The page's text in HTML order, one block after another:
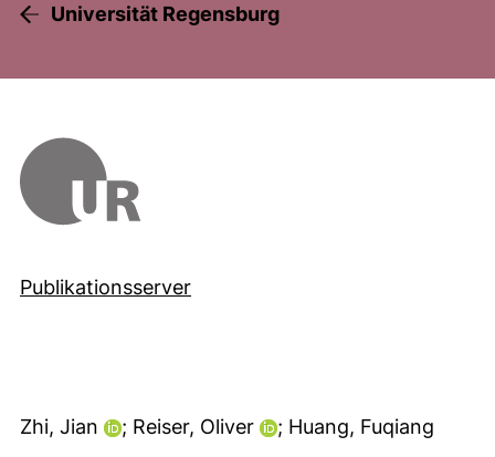
Universität Regensburg
Publikationsserver
Zhi, Jian ; Reiser, Oliver ; Huang, Fuqiang